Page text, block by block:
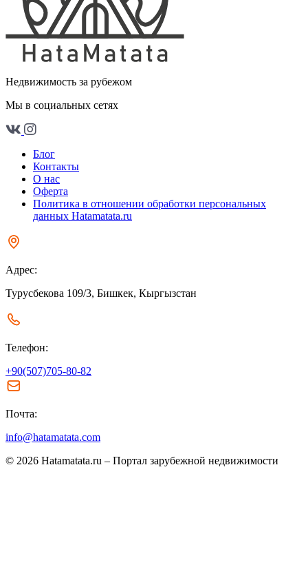
Недвижимость за рубежом
Мы в социальных сетях
Блог
Контакты
О нас
Оферта
Политика в отношении обработки персональных
данных Hatamatata.ru
Адрес:
Турусбекова 109/3, Бишкек, Кыргызстан
Телефон:
+90(507)705-80-82
Почта:
info@hatamatata.com
© 2026 Hatamatata.ru – Портал зарубежной недвижимости